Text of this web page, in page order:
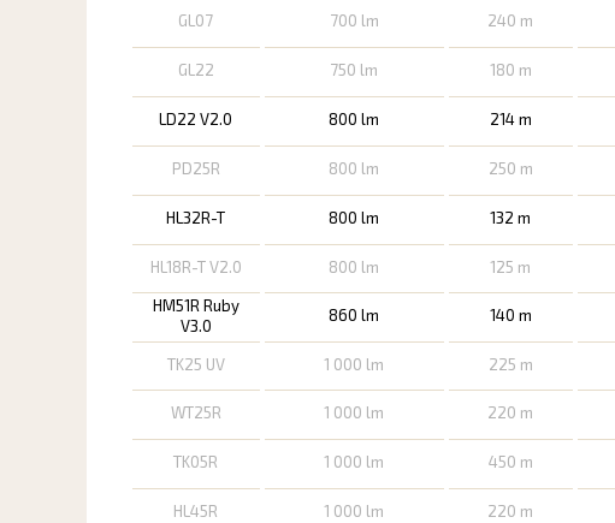
GL07
700 lm 240 m
GL22
750 lm 180 m
LD22 V2.0
800 lm 214 m
PD25R
800 lm 250 m
HL32R-T
800 lm 132 m
HL18R-T V2.0
800 lm 125 m
HM51R Ruby
V3.0
860 lm 140 m
TK25 UV
1 000 lm 225 m
WT25R 1 000 lm 220 m
TK05R
1 000 lm 450 m
HL45R
1 000 lm 220 m